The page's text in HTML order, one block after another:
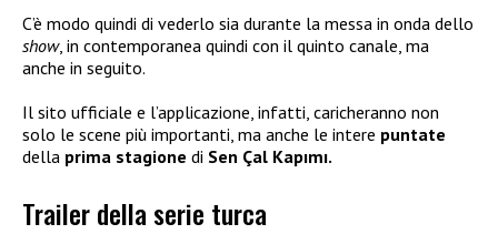
C’è modo quindi di vederlo sia durante la messa in onda dello
show, in contemporanea quindi con il quinto canale, ma
anche in seguito.
Il sito ufficiale e l’applicazione, infatti, caricheranno non
solo le scene più importanti, ma anche le intere puntate
della prima stagione di Sen Çal Kapımı.
Trailer della serie turca